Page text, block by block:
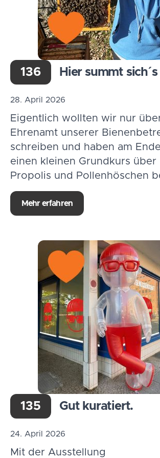
136 Hier summt
28. April 2026
Eigentlich wollten wir nur
Ehrenamt unserer
schreiben und haben am
einen kleinen Grundkurs über
Propolis und Pollenhöschen
Mehr erfahren
135 Gut kuratiert.
24. April 2026
Mit der Ausstellung